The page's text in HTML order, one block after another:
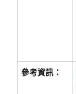
參考資訊：